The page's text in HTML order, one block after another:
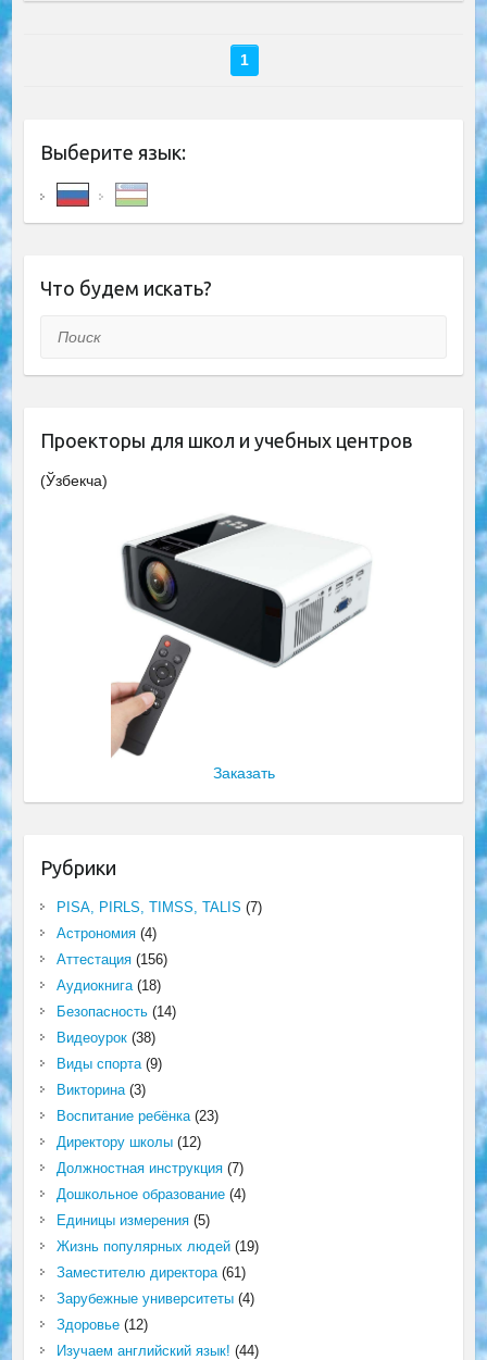
1
Выберите язык:
Что будем искать?
Поиск
Проекторы для школ и учебных центров
(Ўзбекча)
Заказать
Рубрики
PISA, PIRLS, TIMSS, TALIS (7)
Астрономия(4)
Аттестация(156)
Аудиокнига(18)
Безопасность(14)
Видеоурок(38)
Виды спорта(9)
Викторина(3)
Воспитание ребёнка(23)
Директору школы(12)
Должностная инструкция(7)
Дошкольное образование(4)
Единицы измерения(5)
Жизнь популярных людей(19)
Заместителю директора(61)
Зарубежные университеты(4)
Здоровье(12)
Изучаем английский язык! (44)